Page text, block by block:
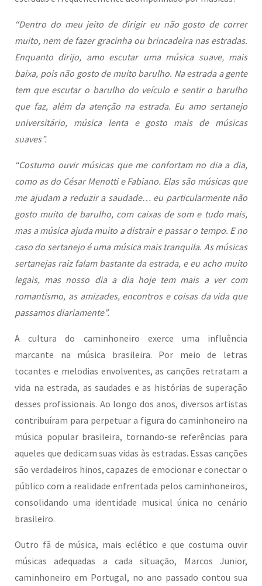
“Dentro do meu jeito de dirigir eu não gosto de correr
muito, nem de fazer gracinha ou brincadeira nas estradas.
Enquanto dirijo, amo escutar uma música suave, mais
baixa, pois não gosto de muito barulho. Na estrada a gente
tem que escutar o barulho do veículo e sentir o barulho
que faz, além da atenção na estrada. Eu amo sertanejo
universitário, música lenta e gosto mais de músicas
suaves”.
“Costumo ouvir músicas que me confortam no dia a dia,
como as do César Menotti e Fabiano. Elas são músicas que
me ajudam a reduzir a saudade… eu particularmente não
gosto muito de barulho, com caixas de som e tudo mais,
mas a música ajuda muito a distrair e passar o tempo. E no
caso do sertanejo é uma música mais tranquila. As músicas
sertanejas raiz falam bastante da estrada, e eu acho muito
legais, mas nosso dia a dia hoje tem mais a ver com
romantismo, as amizades, encontros e coisas da vida que
passamos diariamente”.
A cultura do caminhoneiro exerce uma influência
marcante na música brasileira. Por meio de letras
tocantes e melodias envolventes, as canções retratam a
vida na estrada, as saudades e as histórias de superação
desses profissionais. Ao longo dos anos, diversos artistas
contribuíram para perpetuar a figura do caminhoneiro na
música popular brasileira, tornando-se referências para
aqueles que dedicam suas vidas às estradas. Essas canções
são verdadeiros hinos, capazes de emocionar e conectar o
público com a realidade enfrentada pelos caminhoneiros,
consolidando uma identidade musical única no cenário
brasileiro.
Outro fã de música, mais eclético e que costuma ouvir
músicas adequadas a cada situação, Marcos Junior,
caminhoneiro em Portugal, no ano passado contou sua